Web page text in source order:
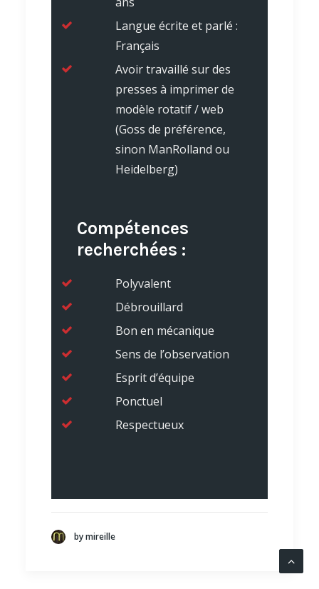
Langue écrite et parlé :
Français
Avoir travaillé sur des
presses à imprimer de
modèle rotatif / web
(Goss de préférence,
sinon ManRolland ou
Heidelberg)
Compétences
recherchées :
Polyvalent
Débrouillard
Bon en mécanique
Sens de l’observation
Esprit d’équipe
Ponctuel
Respectueux
by mireille